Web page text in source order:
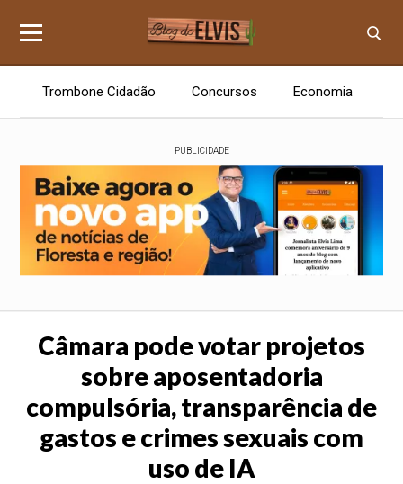
Trombone Cidadão Concursos Economia
PUBLICIDADE
Câmara pode votar projetos
sobre aposentadoria
compulsória, transparência de
gastos e crimes sexuais com
uso de IA